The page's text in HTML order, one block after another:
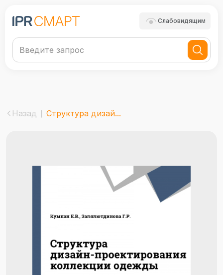
Слабовидящим
Назад Структура дизай...